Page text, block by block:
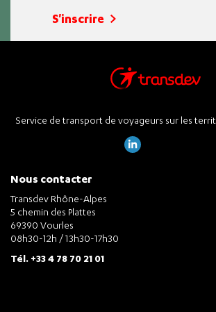
S'inscrire
Service de transport de voyageurs sur les
Nous contacter
Transdev Rhône-Alpes
5 chemin des Plattes
69390 Vourles
08h30-12h / 13h30-17h30
Tél. +33 4 78 70 21 01